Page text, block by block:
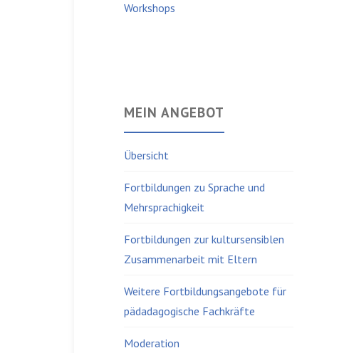
Workshops
MEIN ANGEBOT
Übersicht
Fortbildungen zu Sprache und
Mehrsprachigkeit
Fortbildungen zur kultursensiblen
Zusammenarbeit mit Eltern
Weitere Fortbildungsangebote für
pädadagogische Fachkräfte
Moderation